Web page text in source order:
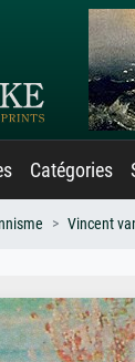
Catégories
Vincent